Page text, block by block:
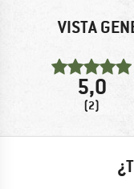
VISTA
5,0
(2)